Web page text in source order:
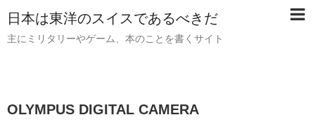
日本は東洋のスイスであるべきだ
主にミリタリーやゲーム、本のことを書くサイト
OLYMPUS DIGITAL CAMERA